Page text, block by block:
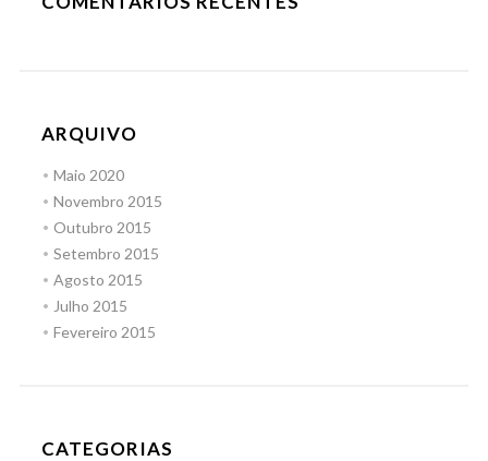
ARQUIVO
Maio 2020
Novembro 2015
Outubro 2015
Setembro 2015
Agosto 2015
Julho 2015
Fevereiro 2015
CATEGORIAS